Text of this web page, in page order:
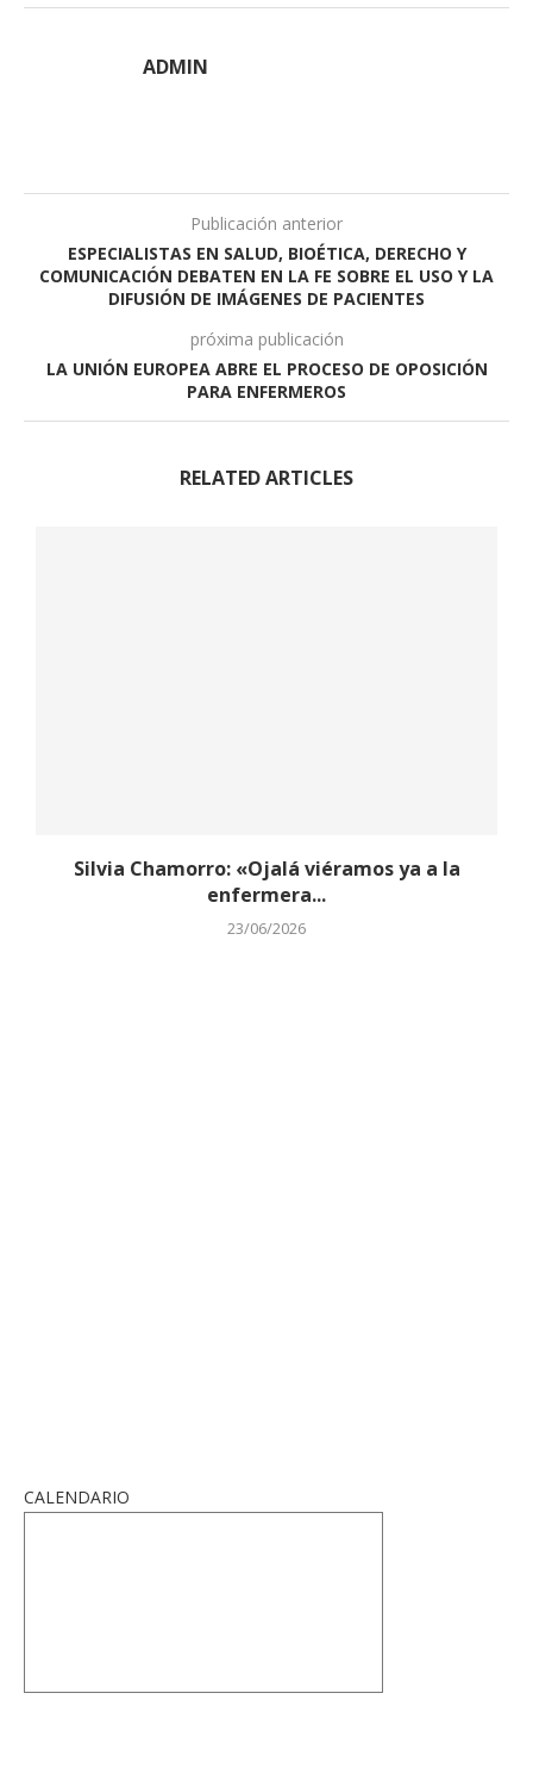
ADMIN
Publicación anterior
ESPECIALISTAS EN SALUD, BIOÉTICA, DERECHO Y
COMUNICACIÓN DEBATEN EN LA FE SOBRE EL USO Y LA
DIFUSIÓN DE IMÁGENES DE PACIENTES
próxima publicación
LA UNIÓN EUROPEA ABRE EL PROCESO DE OPOSICIÓN
PARA ENFERMEROS
RELATED ARTICLES
Silvia Chamorro: «Ojalá viéramos ya a la
enfermera...
23/06/2026
CALENDARIO